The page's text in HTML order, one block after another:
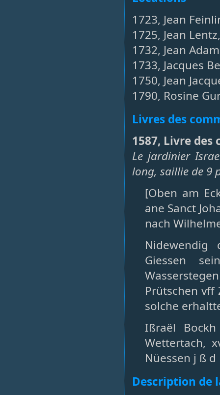
1723, Jean
1725, Jean
1732, Jean
1733, Jacques
1750, Jean
1790, Rosine
Livres des
1587, Livre des
Le jardinier
long, saillie de 9
[Oben am
ane Sanct
nach
Nidewendig
Giessen
Prütschen vff
solche
Ißraël
Wettertach,
Nüessen j ß d
Description de